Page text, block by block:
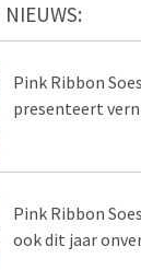
Pink Ribbon
presenteert
Pink Ribbon
ook dit jaar